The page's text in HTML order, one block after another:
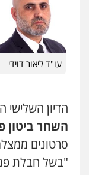
עו"ד ליאור דוידי
הדיון השלישי
השחר ביטון
סרטונים
"בשל חבלת